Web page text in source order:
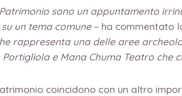
sono un appuntamento
un tema comune – ha commentato
rappresenta una delle aree
Portigliola e Mana Chuma Teatro che
coincidono con un altro